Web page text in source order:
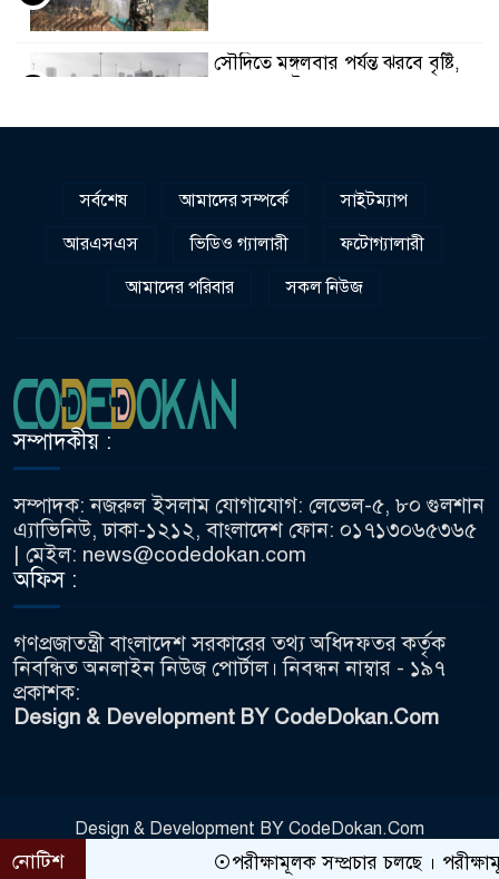
সৌদিতে মঙ্গলবার পর্যন্ত ঝরবে বৃষ্টি,
ক্লাস অনলাইনে
গৃহঋণ সেবা
সিরামিকস
ফিটনেস ডে
৮
ওটিএ ও আইসিএ অ্যাসোসিয়েশনের
১০
ইতালিতে ভুয়া ‘রেসিডেন্স পারমিট’
বানানোর অভিযোগে বাংলাদেশিসহ
আটক ৭
১১
বিদেশগামীদের ফিঙ্গারপ্রিন্ট গ্রহণ ও
সর্বশেষ আমাদের সম্পর্কে
সাইটম্যাপ
আরএসএস
ভিডিও গ্যালারী
ফটোগ্যালারী
আমাদের পরিবার
সকল নিউজ
সম্পাদকীয় :
সম্পাদক: নজরুল ইসলাম যোগাযোগ: লেভেল-৫, ৮০ গুলশান
এ্যাভিনিউ, ঢাকা-১২১২, বাংলাদেশ ফোন: ০১৭১৩০৬৫৩৬৫
| মেইল: news@codedokan.com
অফিস :
গণপ্রজাতন্ত্রী বাংলাদেশ সরকারের তথ্য অধিদফতর কর্তৃক
নিবন্ধিত অনলাইন নিউজ পোর্টাল। নিবন্ধন নাম্বার - ১৯৭
প্রকাশক:
Design & Development BY CodeDokan.Com
Design & Development BY CodeDokan.Com
DevelopedBy CodeDokan.Com
নোটিশ পরীক্ষামূলক সম্প্রচার চলছে ।